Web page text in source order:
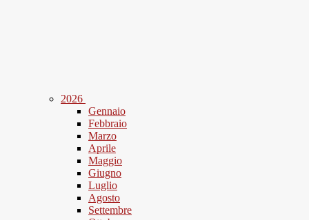
2026
Gennaio
Febbraio
Marzo
Aprile
Maggio
Giugno
Luglio
Agosto
Settembre